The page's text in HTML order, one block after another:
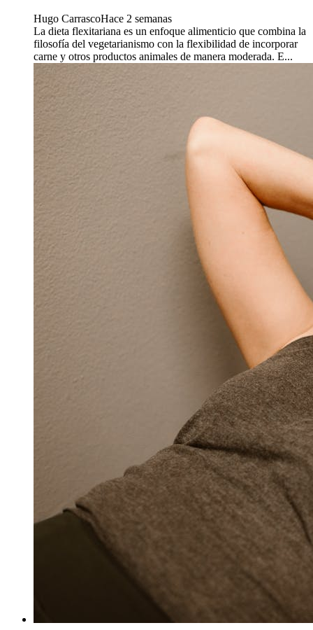
Hugo CarrascoHace 2 semanas
La dieta flexitariana es un enfoque alimenticio que combina la
filosofía del vegetarianismo con la flexibilidad de incorporar
carne y otros productos animales de manera moderada. E...